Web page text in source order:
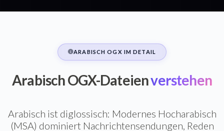
ARABISCH OGX IM DETAIL
Arabisch OGX-Dateienverstehen
Arabisch ist diglossisch: Modernes Hocharabisch
(MSA) dominiert Nachrichtensendungen, Reden